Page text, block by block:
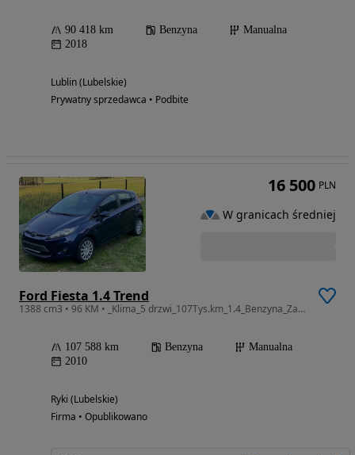
90 418 km Benzyna
Manualna
2018
Lublin (Lubelskie)
Prywatny sprzedawca • Podbite
Ford Fiesta 1.4 Trend
1388 cm3 • 96 KM • _Klima_5 drzwi_107Tys.km_1.4_Benzyna_Zadbana_Opłacona_NIemcy_
107 588 km Benzyna
Manualna
2010
Ryki (Lubelskie)
Firma • Opublikowano
16 500 PLN
W granicach średniej